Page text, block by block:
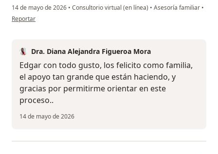
14 de mayo de 2026 • Consultorio virtual (en línea) • Asesoría familiar •
en opinión del usuario Edgar Zapata
Reportar
Dra. Diana Alejandra Figueroa Mora
Edgar con todo gusto, los felicito como familia,
el apoyo tan grande que están haciendo, y
gracias por permitirme orientar en este
proceso..
14 de mayo de 2026